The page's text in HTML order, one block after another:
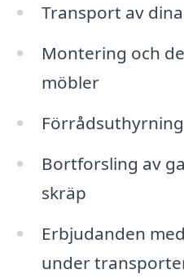
Transport av
Montering och
möbler
Bortforsling av
skräp
Erbjudanden
under